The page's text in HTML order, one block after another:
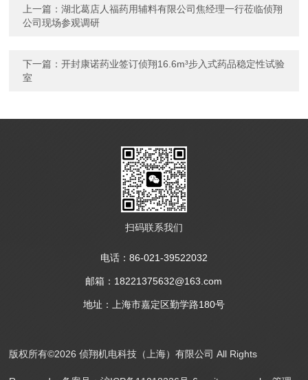
上一篇：湖北葛店人福药用辅料有限公司焦经理一行莅临侦翔
公司现场参观调研
下一篇：开封康诺药业签订侦翔16.6m³步入式药品稳定性试验
室
扫码联系我们
电话：86-021-39522032
邮箱：18221375632@163.com
地址：上海市嘉定区勤学路180号
版权所有©2026 侦翔机电科技（上海）有限公司 All Rights